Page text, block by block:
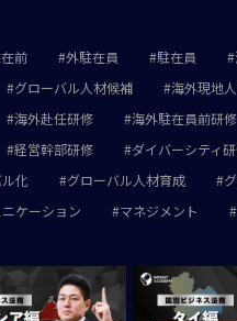
前 外駐在員 駐在員
グローバル人材候補 海外現地
海外赴任研修 海外駐在員前研修
経営幹部研修 ダイバーシティ
化 グローバル人材育成
ケーション マネジメント